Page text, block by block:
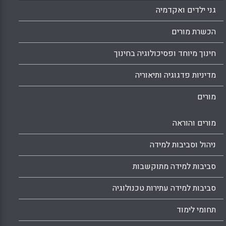
גני ילדים ואקדמיה
הכשרת מורים
חינוך מיוחד ופסיכולוגיה בחינוך
מדיניות פדגוגיה ותיאוריה
מורים
מורים והוראה
ניהול וסביבות למידה
סביבות למידה מתוקשבות
סביבות למידה עתירות טכנולוגיה
תחומי לימוד